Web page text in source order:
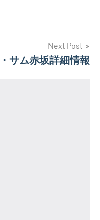
Next Post
サム赤坂詳細情報